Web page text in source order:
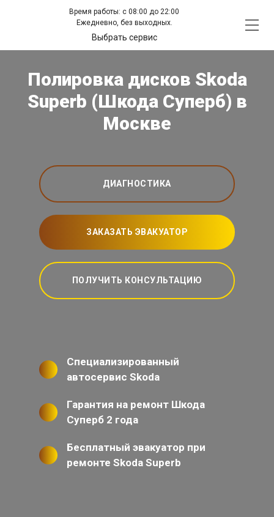
Время работы: с 08:00 до 22:00
Ежедневно, без выходных.
Выбрать сервис
Полировка дисков Skoda
Superb (Шкода Суперб) в
Москве
ДИАГНОСТИКА
ЗАКАЗАТЬ ЭВАКУАТОР
ПОЛУЧИТЬ КОНСУЛЬТАЦИЮ
Специализированный
автосервис Skoda
Гарантия на ремонт Шкода
Суперб 2 года
Бесплатный эвакуатор при
ремонте Skoda Superb